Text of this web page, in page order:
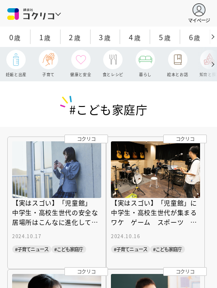
マイページ
0歳 1歳 2 歳 3歳 4歳 5歳 6歳
妊娠と出産 子育て 健康と安全 食とレシピ 暮らし 絵本とお話 知育と探
#こども家庭庁
コクリコ
【実はスゴい】「児童館」
中学生・高校生世代の安全な
居場所はこんなに進化してい
2024.10.17
#子育てニュース
#こども家庭庁
コクリコ
【実はスゴい】「児童館」に
中学生・高校生世代が集まる
ワケ ゲーム スポーツ バ
2024.10.16
#子育てニュース
#こども家庭庁
コクリコ コクリコ